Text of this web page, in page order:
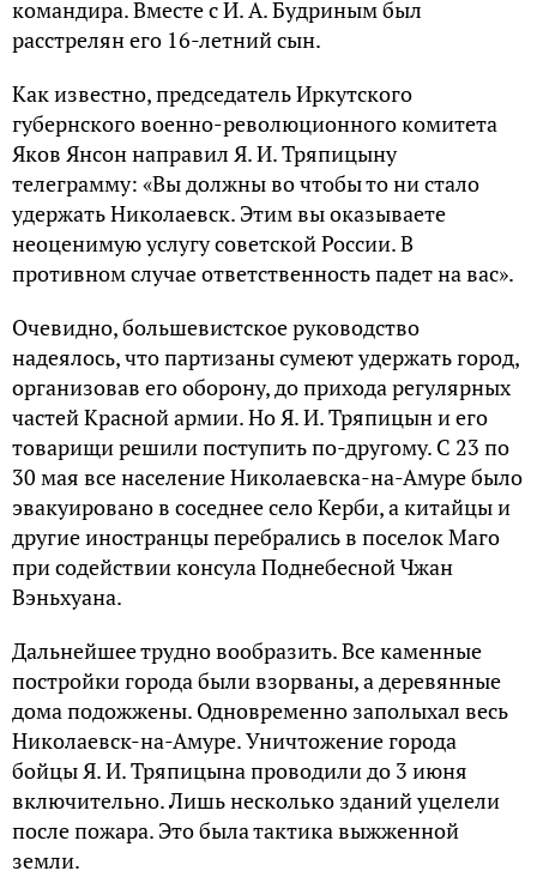
командира. Вместе с И. А. Будриным был
расстрелян его 16-летний сын.
Как известно, председатель Иркутского
губернского военно-революционного комитета
Яков Янсон направил Я. И. Тряпицыну
телеграмму: «Вы должны во чтобы то ни стало
удержать Николаевск. Этим вы оказываете
неоценимую услугу советской России. В
противном случае ответственность падет на вас».
Очевидно, большевистское руководство
надеялось, что партизаны сумеют удержать город,
организовав его оборону, до прихода регулярных
частей Красной армии. Но Я. И. Тряпицын и его
товарищи решили поступить по-другому. С 23 по
30 мая все население Николаевска-на-Амуре было
эвакуировано в соседнее село Керби, а китайцы и
другие иностранцы перебрались в поселок Маго
при содействии консула Поднебесной Чжан
Вэньхуана.
Дальнейшее трудно вообразить. Все каменные
постройки города были взорваны, а деревянные
дома подожжены. Одновременно заполыхал весь
Николаевск-на-Амуре. Уничтожение города
бойцы Я. И. Тряпицына проводили до 3 июня
включительно. Лишь несколько зданий уцелели
после пожара. Это была тактика выжженной
земли.